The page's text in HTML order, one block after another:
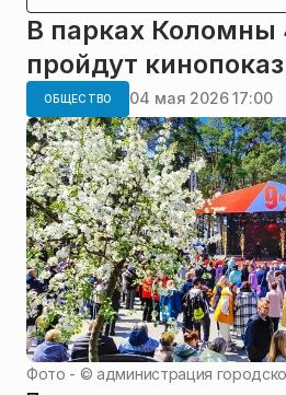
В парках Коломны
пройдут
ОБЩЕСТВО 04 мая 2026 17:00
Фото - ©администрация